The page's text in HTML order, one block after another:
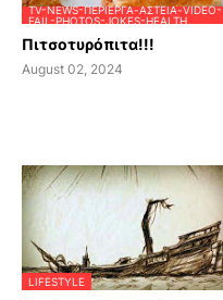
TV-NEWS-ΠΕΡΊΕΡΓΑ-ΑΣΤΕΊΑ-VIDEO-
FAIL-PHOTOS-JOKES-HEALTH
Πιτσοτυρόπιτα!!!
August 02, 2024
LIFESTYLE